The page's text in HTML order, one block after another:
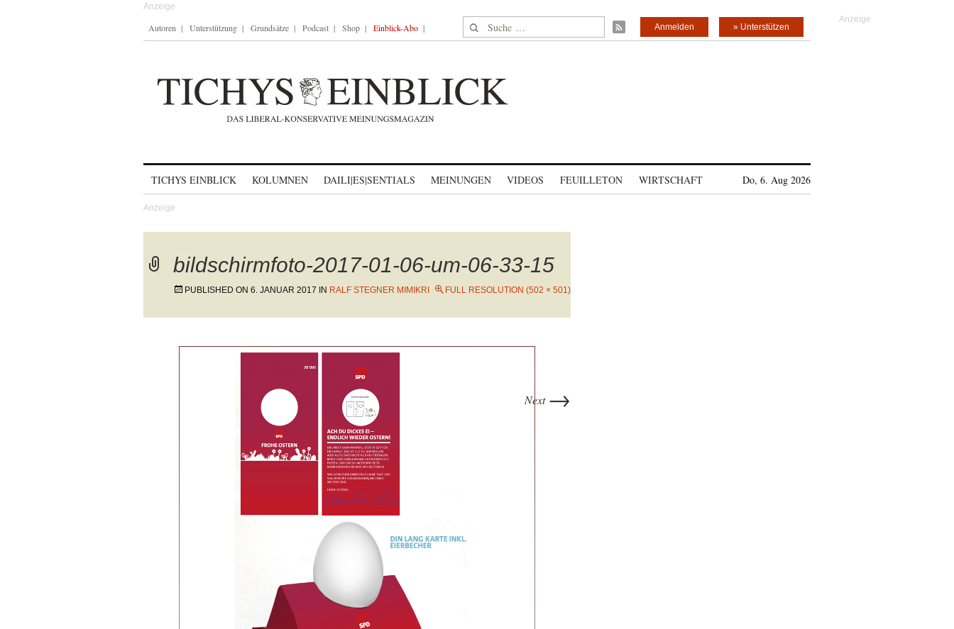
Autoren Unterstützung Grundsätze Podcast Shop Einblick-Abo Suche nach: » Unterstützen
Anmelden
TICHYS EINBLICK KOLUMNEN DAILI|ES|SENTIALS MEINUNGEN VIDEOS FEUILLETON WIRTSCHAFT Do, 6. Aug 2026
bildschirmfoto-2017-01-06-um-06-33-15
PUBLISHED ON 6. JANUAR 2017 IN RALF STEGNER MIMIKRI FULL RESOLUTION (502 × 501)
Next →